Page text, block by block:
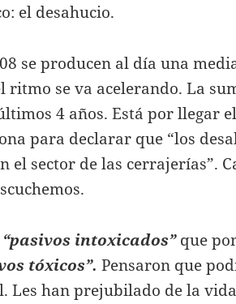
el desahucio.
se producen al día una
ritmo se va acelerando. La
4 años. Está por llegar
para declarar que “los
el sector de las cerrajerías”.
“pasivos intoxicados”que
tóxicos”. Pensaron que
Les han prejubilado de la